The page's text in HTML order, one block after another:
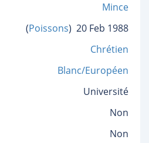
Mince
(Poissons) 20 Feb 1988
Chrétien
Blanc/Européen
Université
Non
Non